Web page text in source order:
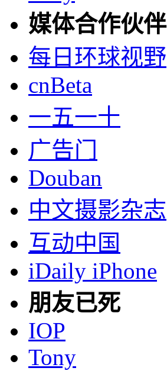
媒体合作伙伴
每日环球视野
cnBeta
一五一十
广告门
Douban
中文摄影杂志
互动中国
iDaily iPhone
朋友已死
IOP
Tony